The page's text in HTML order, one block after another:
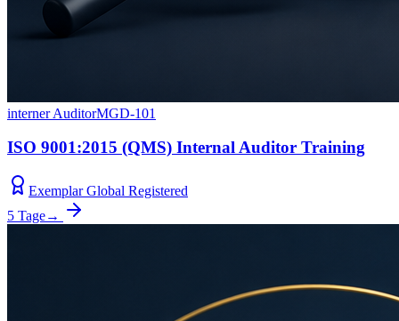
interner AuditorMGD-101
ISO 9001:2015 (QMS) Internal Auditor Training
Exemplar Global Registered
5 Tage→